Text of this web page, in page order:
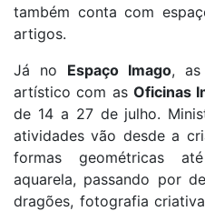
também conta com
artigos.
Já no Espaço Imago, as
artístico com as Oficinas
de 14 a 27 de julho.
atividades vão desde a
formas geométricas
aquarela, passando por
dragões, fotografia